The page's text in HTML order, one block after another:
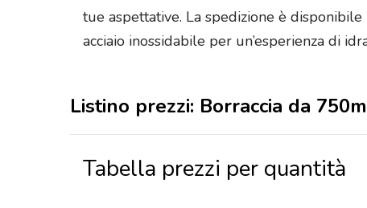
tue aspettative. La spedizione è
acciaio inossidabile per un’esperienza di
Listino prezzi: Borraccia da
Tabella prezzi per quantità